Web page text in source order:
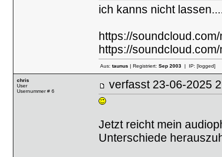
ich kanns nicht
https://
https://
Aus: taunus | Registriert: Sep 2003| IP: [logged]
chris
User
Usernummer # 6
verfasst 23-06-
Jetzt reicht mein
Unterschiede